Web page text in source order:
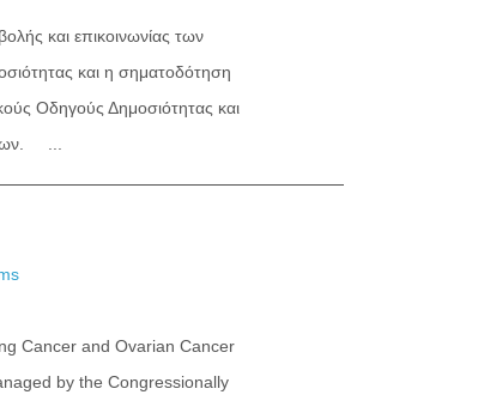
και επικοινωνίας των
και η σηματοδότηση
Οδηγούς Δημοσιότητας και
...
Cancer and Ovarian Cancer
by the Congressionally